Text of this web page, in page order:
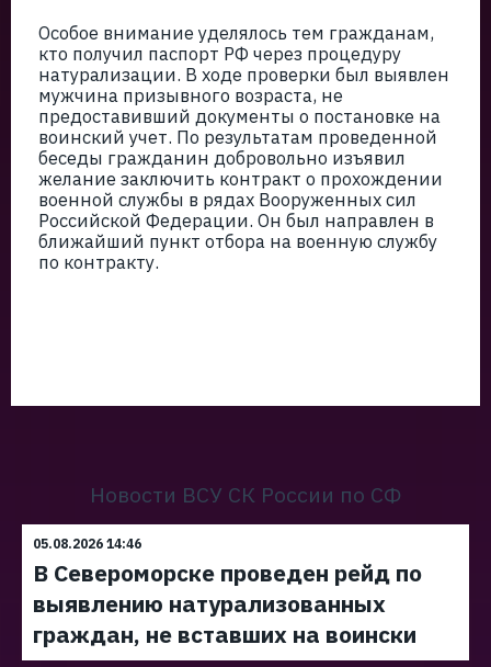
Особое внимание уделялось тем гражданам,
кто получил паспорт РФ через процедуру
натурализации. В ходе проверки был выявлен
мужчина призывного возраста, не
предоставивший документы о постановке на
воинский учет. По результатам проведенной
беседы гражданин добровольно изъявил
желание заключить контракт о прохождении
военной службы в рядах Вооруженных сил
Российской Федерации. Он был направлен в
ближайший пункт отбора на военную службу
по контракту.
Новости ВСУ СК России по СФ
05.08.2026 14:46
В Североморске проведен рейд по
выявлению натурализованных
граждан, не вставших на воински